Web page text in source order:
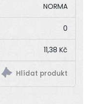
NORMA
0
11,38 Kč